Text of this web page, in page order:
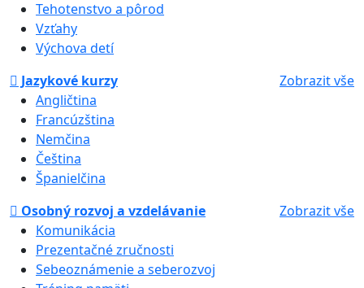
Tehotenstvo a pôrod
Vzťahy
Výchova detí
Jazykové kurzy
Zobrazit vše
Angličtina
Francúzština
Nemčina
Čeština
Španielčina
Osobný rozvoj a vzdelávanie
Zobrazit vše
Komunikácia
Prezentačné zručnosti
Sebeoznámenie a seberozvoj